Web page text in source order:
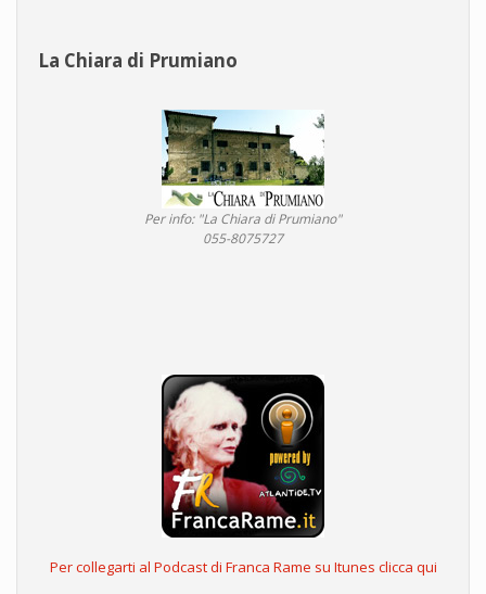
La Chiara di Prumiano
Per info: "La Chiara di Prumiano"
055-8075727
Per collegarti al Podcast di Franca Rame su Itunes clicca qui